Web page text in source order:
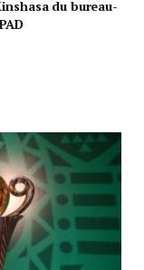
du bureau-